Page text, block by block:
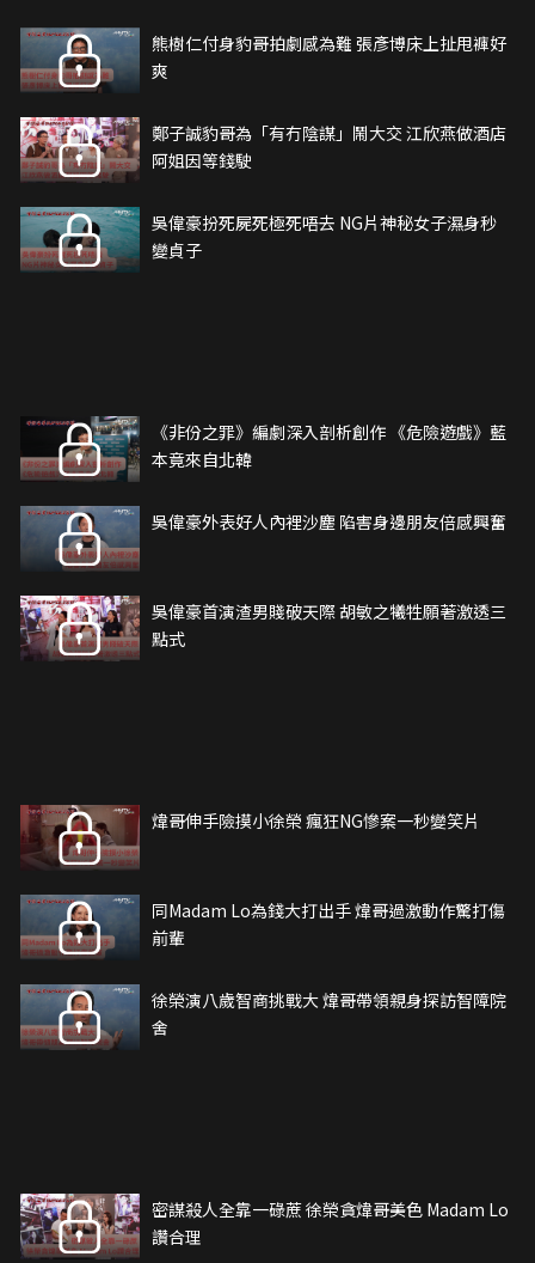
熊樹仁付身豹哥拍劇感為難 張彥博床上扯甩褲好
爽
鄭子誠豹哥為「有冇陰謀」鬧大交 江欣燕做酒店
阿姐因等錢駛
吳偉豪扮死屍死極死唔去 NG片神秘女子濕身秒
變貞子
《非份之罪》編劇深入剖析創作 《危險遊戲》藍
本竟來自北韓
吳偉豪外表好人內裡沙塵 陷害身邊朋友倍感興奮
吳偉豪首演渣男賤破天際 胡敏之犧牲願著激透三
點式
煒哥伸手險摸小徐榮 瘋狂NG慘案一秒變笑片
同Madam Lo為錢大打出手 煒哥過激動作驚打傷
前輩
徐榮演八歲智商挑戰大 煒哥帶領親身探訪智障院
舍
密謀殺人全靠一碌蔗 徐榮貪煒哥美色 Madam Lo
讚合理